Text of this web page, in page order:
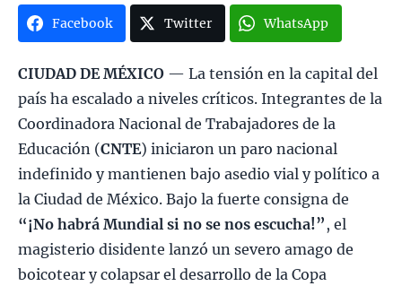
Facebook Twitter WhatsApp
CIUDAD DE MÉXICO — La tensión en la capital del
país ha escalado a niveles críticos. Integrantes de la
Coordinadora Nacional de Trabajadores de la
Educación (CNTE) iniciaron un paro nacional
indefinido y mantienen bajo asedio vial y político a
la Ciudad de México. Bajo la fuerte consigna de
“¡No habrá Mundial si no se nos escucha!” , el
magisterio disidente lanzó un severo amago de
boicotear y colapsar el desarrollo de la Copa